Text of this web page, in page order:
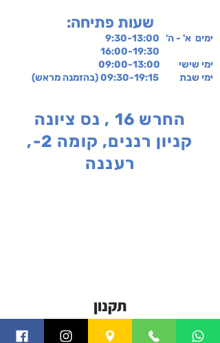
:שעות פתיחה
ימים א' - ה' 9:30-13:00
ימי שישי 09:00-13:00
ימי שבת 09:30-19:15 (בהזמנה מראש)
החרש 16 , נס ציונה
קניון רננים, קומה 2-,
רעננה
תקנון